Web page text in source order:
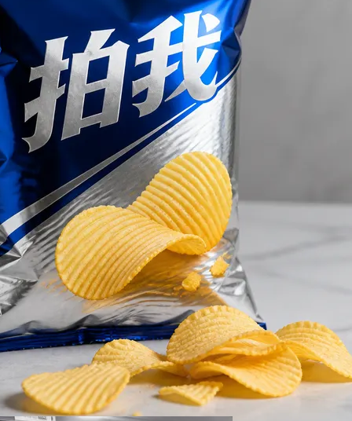
PixVerse 快应用创作
混剪成片
没灵感？试试这个商品